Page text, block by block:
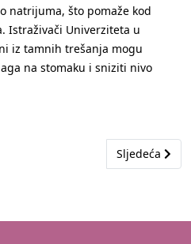
natrijuma, što pomaže kod
Istraživači Univerziteta u
iz tamnih trešanja mogu
na stomaku i sniziti nivo
Ova dva sastojka za 10 dana
Sljedeći
Sljedeća